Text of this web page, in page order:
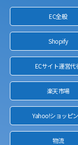
EC全般
Shopify
ECサイト運営代
楽天市場
Yahoo!ショッピ
物流